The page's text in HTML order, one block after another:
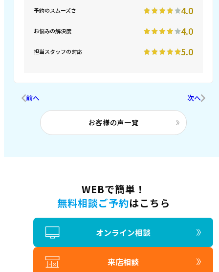
予約のスムーズさ 4.0
お悩みの解決度 4.0
担当スタッフの対応 5.0
前へ
お客様の声一覧
次へ
WEBで簡単！
無料相談ご予約はこちら
オンライン相談
来店相談